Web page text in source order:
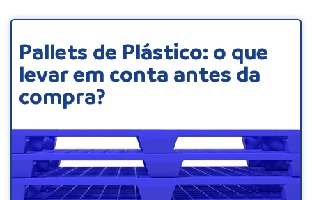
Pallets de Plástico: o que
levar em conta antes da
compra?